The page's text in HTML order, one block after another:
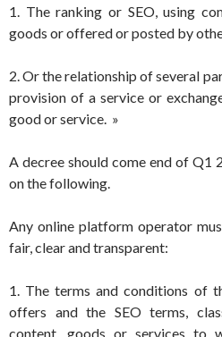
1. The ranking or SEO, using
goods or offered or posted by
2. Or the relationship of several
provision of a service or
good or service. »
A decree should come end of Q1
on the following.
Any online platform operator
fair, clear and transparent:
1. The terms and conditions of
offers and the SEO terms,
content, goods or services to